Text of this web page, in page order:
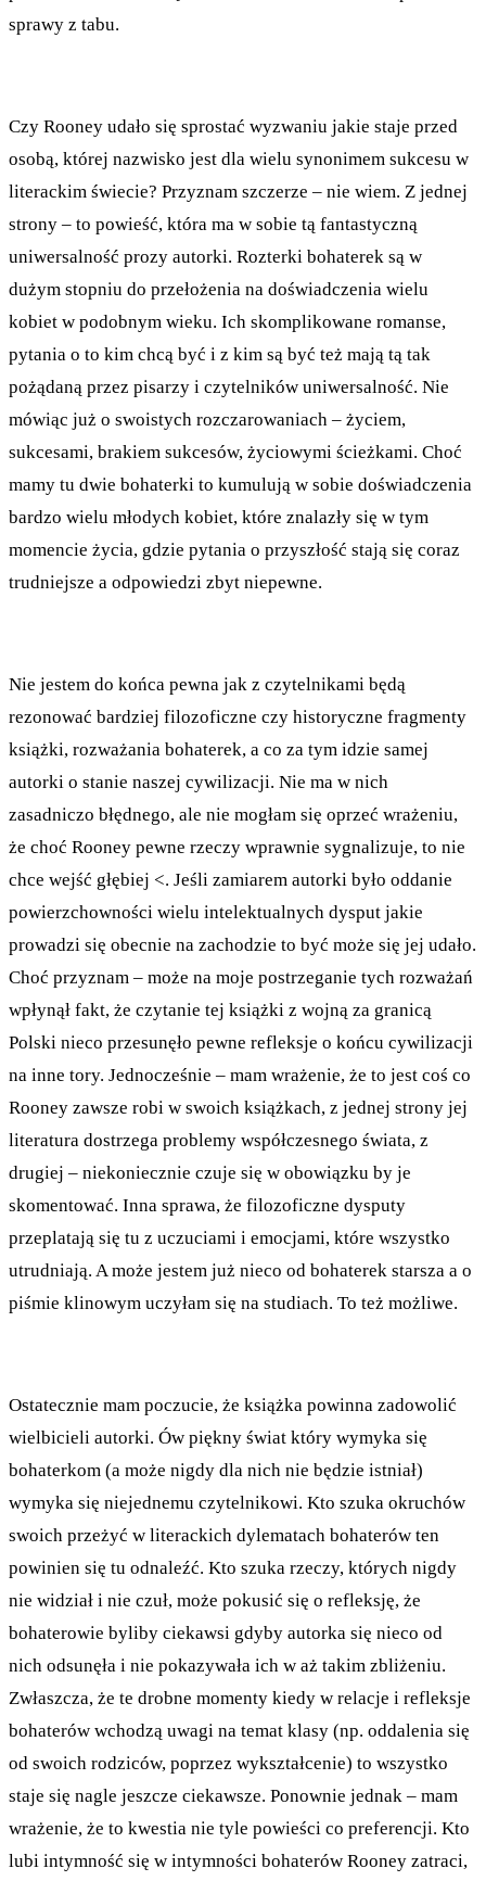
sprawy z tabu.
Czy Rooney udało się sprostać wyzwaniu jakie staje przed
osobą, której nazwisko jest dla wielu synonimem sukcesu w
literackim świecie? Przyznam szczerze – nie wiem. Z jednej
strony – to powieść, która ma w sobie tą fantastyczną
uniwersalność prozy autorki. Rozterki bohaterek są w
dużym stopniu do przełożenia na doświadczenia wielu
kobiet w podobnym wieku. Ich skomplikowane romanse,
pytania o to kim chcą być i z kim są być też mają tą tak
pożądaną przez pisarzy i czytelników uniwersalność. Nie
mówiąc już o swoistych rozczarowaniach – życiem,
sukcesami, brakiem sukcesów, życiowymi ścieżkami. Choć
mamy tu dwie bohaterki to kumulują w sobie doświadczenia
bardzo wielu młodych kobiet, które znalazły się w tym
momencie życia, gdzie pytania o przyszłość stają się coraz
trudniejsze a odpowiedzi zbyt niepewne.
Nie jestem do końca pewna jak z czytelnikami będą
rezonować bardziej filozoficzne czy historyczne fragmenty
książki, rozważania bohaterek, a co za tym idzie samej
autorki o stanie naszej cywilizacji. Nie ma w nich
zasadniczo błędnego, ale nie mogłam się oprzeć wrażeniu,
że choć Rooney pewne rzeczy wprawnie sygnalizuje, to nie
chce wejść głębiej <. Jeśli zamiarem autorki było oddanie
powierzchowności wielu intelektualnych dysput jakie
prowadzi się obecnie na zachodzie to być może się jej udało.
Choć przyznam – może na moje postrzeganie tych rozważań
wpłynął fakt, że czytanie tej książki z wojną za granicą
Polski nieco przesunęło pewne refleksje o końcu cywilizacji
na inne tory. Jednocześnie – mam wrażenie, że to jest coś co
Rooney zawsze robi w swoich książkach, z jednej strony jej
literatura dostrzega problemy współczesnego świata, z
drugiej – niekoniecznie czuje się w obowiązku by je
skomentować. Inna sprawa, że filozoficzne dysputy
przeplatają się tu z uczuciami i emocjami, które wszystko
utrudniają. A może jestem już nieco od bohaterek starsza a o
piśmie klinowym uczyłam się na studiach. To też możliwe.
Ostatecznie mam poczucie, że książka powinna zadowolić
wielbicieli autorki. Ów piękny świat który wymyka się
bohaterkom (a może nigdy dla nich nie będzie istniał)
wymyka się niejednemu czytelnikowi. Kto szuka okruchów
swoich przeżyć w literackich dylematach bohaterów ten
powinien się tu odnaleźć. Kto szuka rzeczy, których nigdy
nie widział i nie czuł, może pokusić się o refleksję, że
bohaterowie byliby ciekawsi gdyby autorka się nieco od
nich odsunęła i nie pokazywała ich w aż takim zbliżeniu.
Zwłaszcza, że te drobne momenty kiedy w relacje i refleksje
bohaterów wchodzą uwagi na temat klasy (np. oddalenia się
od swoich rodziców, poprzez wykształcenie) to wszystko
staje się nagle jeszcze ciekawsze. Ponownie jednak – mam
wrażenie, że to kwestia nie tyle powieści co preferencji. Kto
lubi intymność się w intymności bohaterów Rooney zatraci,